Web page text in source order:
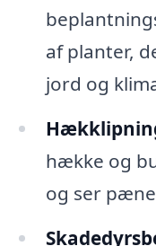
af planter,
jord og
hække og
og ser